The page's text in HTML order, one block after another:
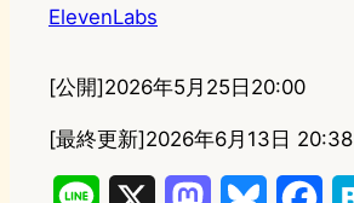
ElevenLabs
[公開]2026年5月25日20:00
[最終更新]2026年6月13日 20:38